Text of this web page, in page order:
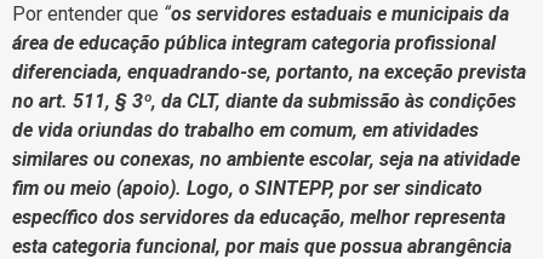
Por entender que “os servidores estaduais e municipais da
área de educação pública integram categoria profissional
diferenciada, enquadrando-se, portanto, na exceção prevista
no art. 511, § 3º, da CLT, diante da submissão às condições
de vida oriundas do trabalho em comum, em atividades
similares ou conexas, no ambiente escolar, seja na atividade
fim ou meio (apoio). Logo, o SINTEPP, por ser sindicato
específico dos servidores da educação, melhor representa
esta categoria funcional, por mais que possua abrangência